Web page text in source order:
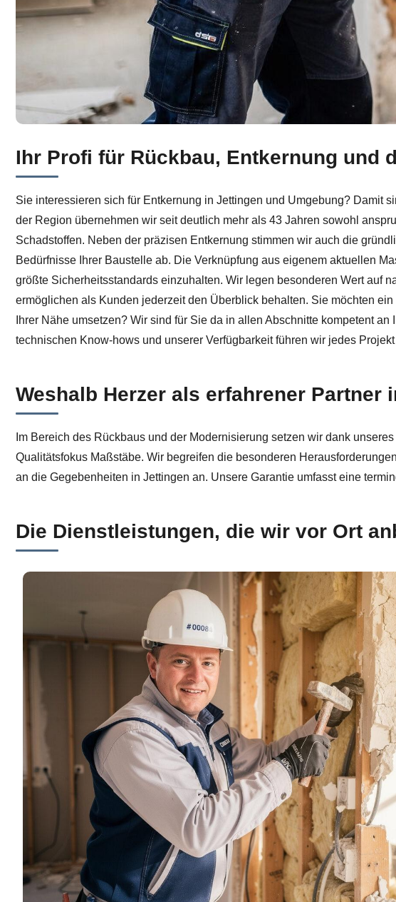
Bei ↗️Herzer in Jettingen: Entkernung sowie ✓Schadstoffsanierung,
Ihr Profi für Rückbau, Entkernung und
Sie interessieren sich für Entkernung in Jettingen und Umgebung? Damit
der Region übernehmen wir seit deutlich mehr als 43 Jahren sowohl
Schadstoffen. Neben der präzisen Entkernung stimmen wir auch die
Bedürfnisse Ihrer Baustelle ab. Die Verknüpfung aus eigenem aktuellen
größte Sicherheitsstandards einzuhalten. Wir legen besonderen Wert auf
ermöglichen als Kunden jederzeit den Überblick behalten. Sie möchten
Ihrer Nähe umsetzen? Wir sind für Sie da in allen Abschnitte kompetent
technischen Know-hows und unserer Verfügbarkeit führen wir jedes
Weshalb Herzer als erfahrener Partner
Im Bereich des Rückbaus und der Modernisierung setzen wir dank
Qualitätsfokus Maßstäbe. Wir begreifen die besonderen
an die Gegebenheiten in Jettingen an. Unsere Garantie umfasst eine
Die Dienstleistungen, die wir vor Ort